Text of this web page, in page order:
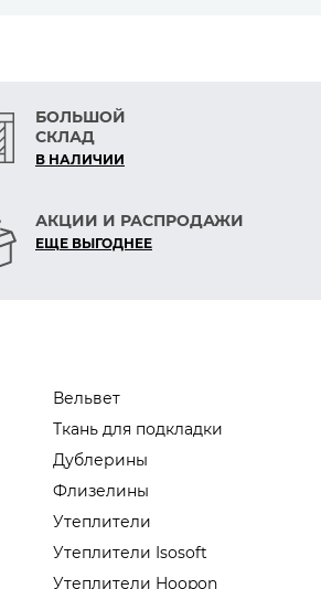
БОЛЬШОЙ
СКЛАД
В НАЛИЧИИ
АКЦИИ И РАСПРОДАЖИ
ЕЩЕ ВЫГОДНЕЕ
Вельвет
Ткань для подкладки
Дублерины
Флизелины
Утеплители
Утеплители Isosoft
Утеплители Hoopon